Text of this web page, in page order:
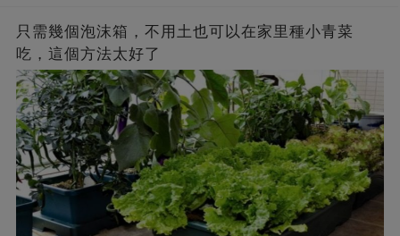
只需幾個泡沫箱，不用土也可以在家里種小青菜
吃，這個方法太好了